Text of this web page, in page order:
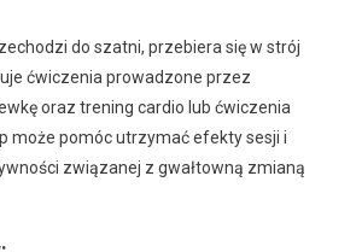
do szatni, przebiera się w strój
ćwiczenia prowadzone przez
oraz trening cardio lub ćwiczenia
może pomóc utrzymać efekty sesji i
związanej z gwałtowną zmianą